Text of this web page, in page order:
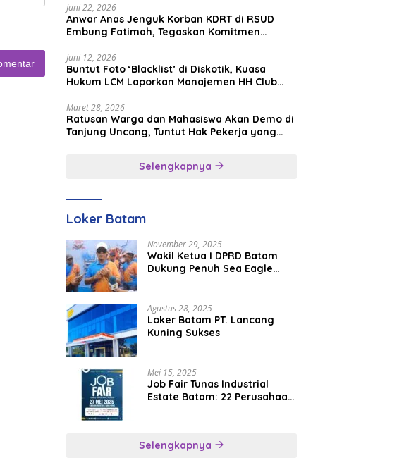
Juni 22, 2026
Anwar Anas Jenguk Korban KDRT di RSUD
Embung Fatimah, Tegaskan Komitmen
Juni 12, 2026
Buntut Foto ‘Blacklist’ di Diskotik, Kuasa
Hukum LCM Laporkan Manajemen HH Club
Maret 28, 2026
Ratusan Warga dan Mahasiswa Akan Demo di
Tanjung Uncang, Tuntut Hak Pekerja yang
Selengkapnya
Loker Batam
November 29, 2025
Wakil Ketua I DPRD Batam
Dukung Penuh Sea Eagle
Agustus 28, 2025
Loker Batam PT. Lancang
Kuning Sukses
Mei 15, 2025
Job Fair Tunas Industrial
Estate Batam: 22 Perusahaan
Selengkapnya